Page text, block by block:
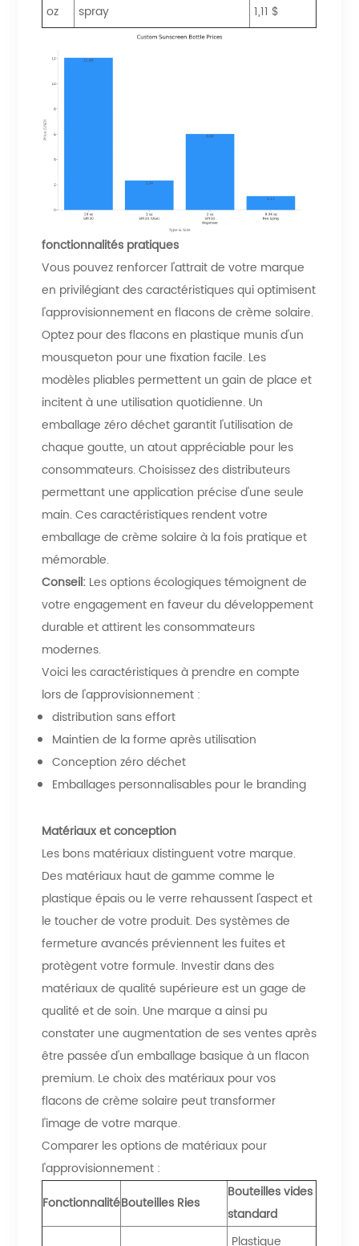
oz
spray
1,11 $
fonctionnalités pratiques
Vous pouvez renforcer l'attrait de votre marque
en privilégiant des caractéristiques qui optimisent
l'approvisionnement en flacons de crème solaire.
Optez pour des flacons en plastique munis d'un
mousqueton pour une fixation facile. Les
modèles pliables permettent un gain de place et
incitent à une utilisation quotidienne. Un
emballage zéro déchet garantit l'utilisation de
chaque goutte, un atout appréciable pour les
consommateurs. Choisissez des distributeurs
permettant une application précise d'une seule
main. Ces caractéristiques rendent votre
emballage de crème solaire à la fois pratique et
mémorable.
Conseil: Les options écologiques témoignent de
votre engagement en faveur du développement
durable et attirent les consommateurs
modernes.
Voici les caractéristiques à prendre en compte
lors de l'approvisionnement :
distribution sans effort
Maintien de la forme après utilisation
Conception zéro déchet
Emballages personnalisables pour le branding
Matériaux et conception
Les bons matériaux distinguent votre marque.
Des matériaux haut de gamme comme le
plastique épais ou le verre rehaussent l'aspect et
le toucher de votre produit. Des systèmes de
fermeture avancés préviennent les fuites et
protègent votre formule. Investir dans des
matériaux de qualité supérieure est un gage de
qualité et de soin. Une marque a ainsi pu
constater une augmentation de ses ventes après
être passée d'un emballage basique à un flacon
premium. Le choix des matériaux pour vos
flacons de crème solaire peut transformer
l'image de votre marque.
Comparer les options de matériaux pour
l'approvisionnement :
FonctionnalitéBouteilles Ries
Bouteilles vides
standard
Plastique